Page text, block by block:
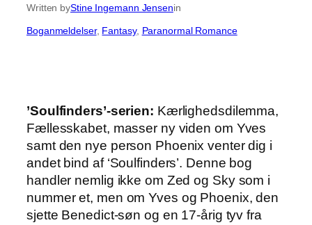
Written byStine Ingemann Jensenin
Boganmeldelser, Fantasy, Paranormal Romance
’Soulfinders’-serien: Kærlighedsdilemma,
Fællesskabet, masser ny viden om Yves
samt den nye person Phoenix venter dig i
andet bind af ‘Soulfinders’. Denne bog
handler nemlig ikke om Zed og Sky som i
nummer et, men om Yves og Phoenix, den
sjette Benedict-søn og en 17-årig tyv fra